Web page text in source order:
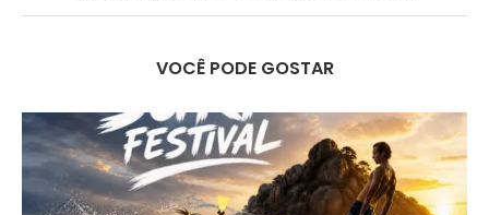
VOCÊ PODE GOSTAR